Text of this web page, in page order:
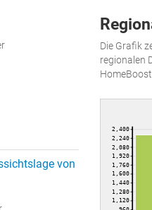
von
Die Grafik
regionalen
1,120
1,280
1,440
1,600
1,760
1,920
2,080
2,240
2,400